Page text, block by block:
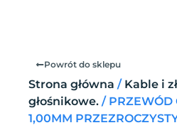
Powrót do sklepu
Strona główna / Kable i
głośnikowe. / PRZEWÓD
1,00MM